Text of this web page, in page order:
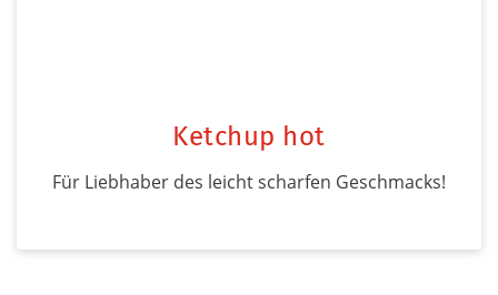
Ketchup hot
Für Liebhaber des leicht scharfen Geschmacks!